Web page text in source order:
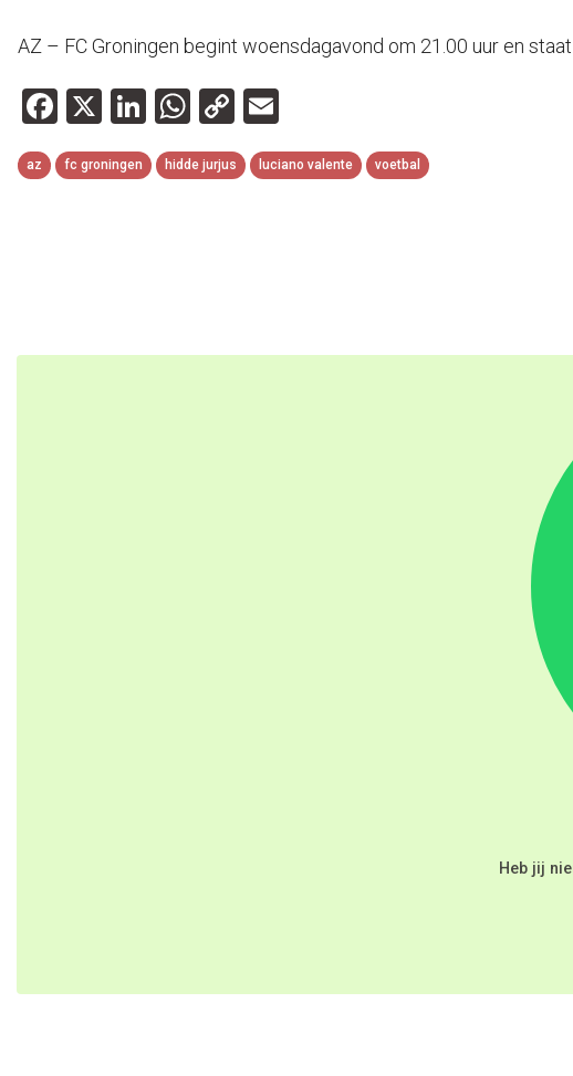
AZ – FC Groningen begint woensdagavond om 21.00 uur en
Facebook
X LinkedIn
WhatsApp
Copy
Link
az fc groningen hidde jurjus luciano valente voetbal
Heb jij